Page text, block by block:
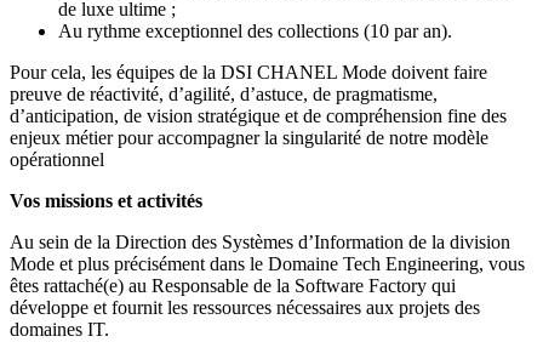
de luxe ultime ;
Au rythme exceptionnel des collections (10 par an).
Pour cela, les équipes de la DSI CHANEL Mode doivent faire
preuve de réactivité, d’agilité, d’astuce, de pragmatisme,
d’anticipation, de vision stratégique et de compréhension fine des
enjeux métier pour accompagner la singularité de notre modèle
opérationnel
Vos missions et activités
Au sein de la Direction des Systèmes d’Information de la division
Mode et plus précisément dans le Domaine Tech Engineering, vous
êtes rattaché(e) au Responsable de la Software Factory qui
développe et fournit les ressources nécessaires aux projets des
domaines IT.